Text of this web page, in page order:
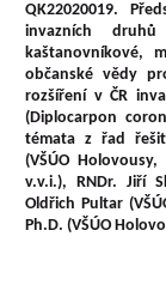
QK22020019.
invazních
kaštanovníkové,
občanské vědy
rozšíření v ČR
(Diplocarpon
témata z řad
(VŠÚO
v.v.i.), RNDr. Jiří
Oldřich Pultar
Ph.D. (VŠÚO